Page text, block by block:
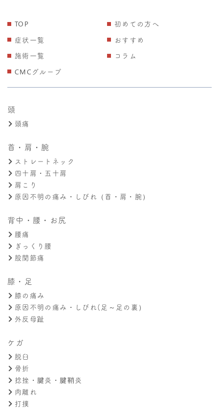
TOP
初めての方へ
症状一覧
おすすめ
施術一覧
コラム
CMCグループ
頭
頭痛
首・肩・腕
ストレートネック
四十肩・五十肩
肩こり
原因不明の痛み・しびれ（首・肩・腕）
背中・腰・お尻
腰痛
ぎっくり腰
股関節痛
膝・足
膝の痛み
原因不明の痛み・しびれ(足～足の裏）
外反母趾
ケガ
脱臼
骨折
捻挫・腱炎・腱鞘炎
肉離れ
打撲